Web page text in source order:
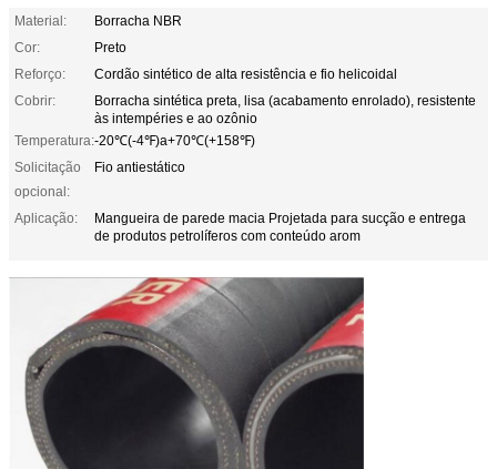
Material:
Borracha NBR
Cor:
Preto
Reforço:
Cordão sintético de alta resistência e fio helicoidal
Cobrir:
Borracha sintética preta, lisa (acabamento enrolado), resistente
às intempéries e ao ozônio
Temperatura:-20℃(-4℉)a+70℃(+158℉)
Solicitação
opcional:
Fio antiestático
Aplicação:
Mangueira de parede macia Projetada para sucção e entrega
de produtos petrolíferos com conteúdo arom